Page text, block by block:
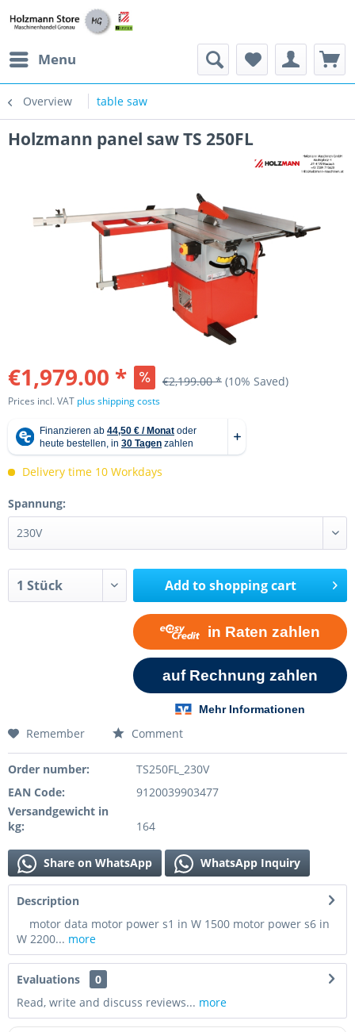
Menu
Overview table saw
Holzmann panel saw TS 250FL
€1,979.00 * €2,199.00 * (10% Saved)
Prices incl. VAT plus shipping costs
Delivery time 10 Workdays
Spannung:
Add toshopping cart
Remember Comment
Order number:
TS250FL_230V
EAN Code:
9120039903477
Versandgewicht in
kg:
164
Share on WhatsApp WhatsApp Inquiry
Description
motor data motor power s1 in W 1500 motor power s6 in
W 2200... more
Evaluations
0
Read, write and discuss reviews... more